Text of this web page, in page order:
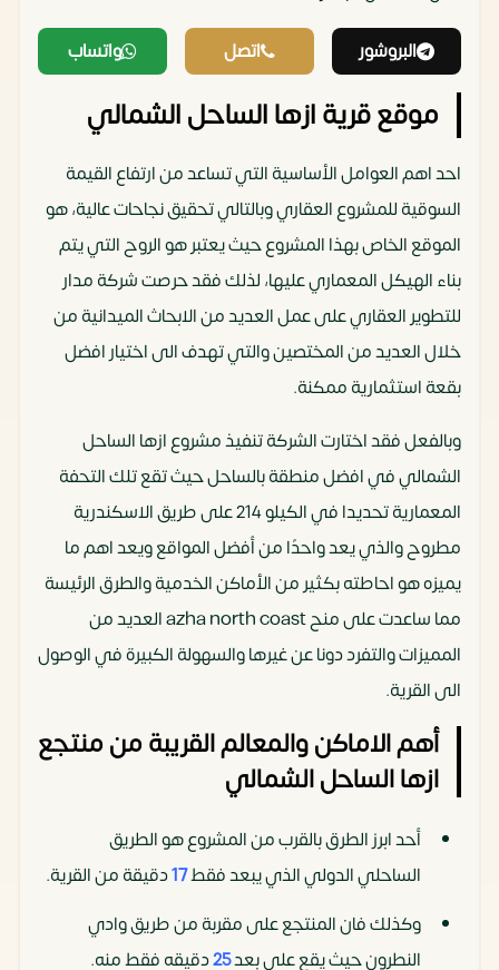
البروشور اتصل واتساب
موقع قرية ازها الساحل الشمالي
احد اهم العوامل الأساسية التي تساعد من ارتفاع القيمة
السوقية للمشروع العقاري وبالتالي تحقيق نجاحات عالية، هو
الموقع الخاص بهذا المشروع حيث يعتبر هو الروح التي يتم
بناء الهيكل المعماري عليها، لذلك فقد حرصت شركة مدار
للتطوير العقاري على عمل العديد من الابحاث الميدانية من
خلال العديد من المختصين والتي تهدف الى اختيار افضل
بقعة استثمارية ممكنة.
وبالفعل فقد اختارت الشركة تنفيذ مشروع ازها الساحل
الشمالي في افضل منطقة بالساحل حيث تقع تلك التحفة
المعمارية تحديدا في الكيلو 214 على طريق الاسكندرية
مطروح والذي يعد واحدًا من أفضل المواقع ويعد اهم ما
يميزه هو احاطته بكثير من الأماكن الخدمية والطرق الرئيسة
مما ساعدت على منح azha north coast العديد من
المميزات والتفرد دونا عن غيرها والسهولة الكبيرة في الوصول
الى القرية.
أهم الاماكن والمعالم القريبة من منتجع
ازها الساحل الشمالي
أحد ابرز الطرق بالقرب من المشروع هو الطريق
الساحلي الدولي الذي يبعد فقط17دقيقة من القرية.
وكذلك فان المنتجع على مقربة من طريق وادي
النطرون حيث يقع على بعد25دقيقه فقط منه.